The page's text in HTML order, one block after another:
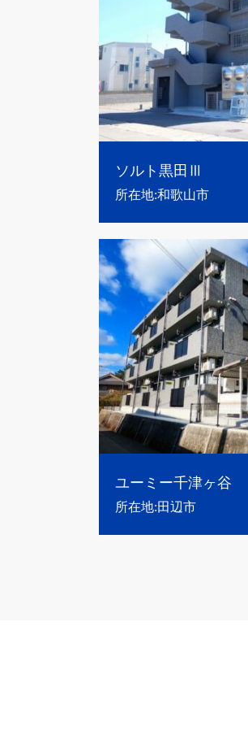
ソルト黒田Ⅲ
所在地:和歌山市
ユーミー千津ヶ谷
所在地:田辺市